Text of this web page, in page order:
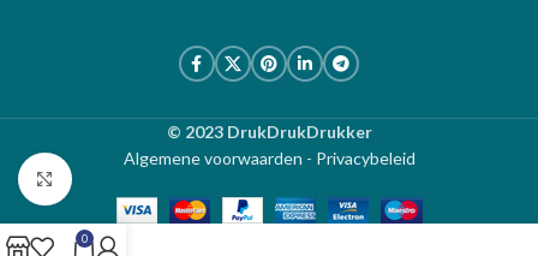
Klik om te vergroten
© 2023 DrukDrukDrukker
Algemene voorwaarden - Privacybeleid
0